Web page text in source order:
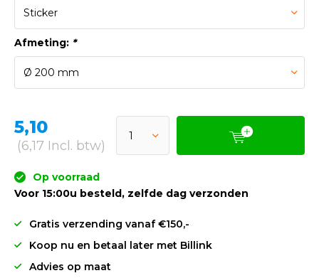
Afmeting: *
5,10
(6,17 Incl. btw)
Op voorraad
Voor 15:00u besteld, zelfde dag verzonden
Gratis verzending vanaf €150,-
Koop nu en betaal later met Billink
Advies op maat